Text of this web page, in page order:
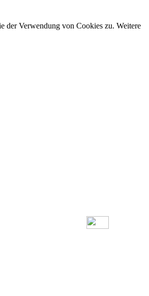
der Verwendung von Cookies zu. Weitere